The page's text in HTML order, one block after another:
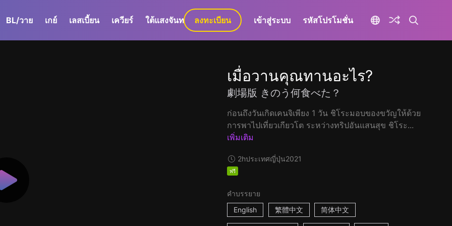
BL/วาย เกย์ เลสเบี้ยน เควียร์ ใต้แสงจันทร์ GaLa+
ลงทะเบียน เข้าสู่ระบบ รหัสโปรโมชั่น
เมื่อวานคุณทานอะไร?
劇場版 きのう何食べた？
ก่อนถึงวันเกิดเคนจิเพียง 1 วัน ชิโระมอบของขวัญให้ด้วย
การพาไปเที่ยวเกียวโต ระหว่างทริปอันแสนสุข ชิโระ...
เพิ่มเติม
2hประเทศญี่ปุ่น2021
ฟรี
คำบรรยาย
English
繁體中文 简体中文